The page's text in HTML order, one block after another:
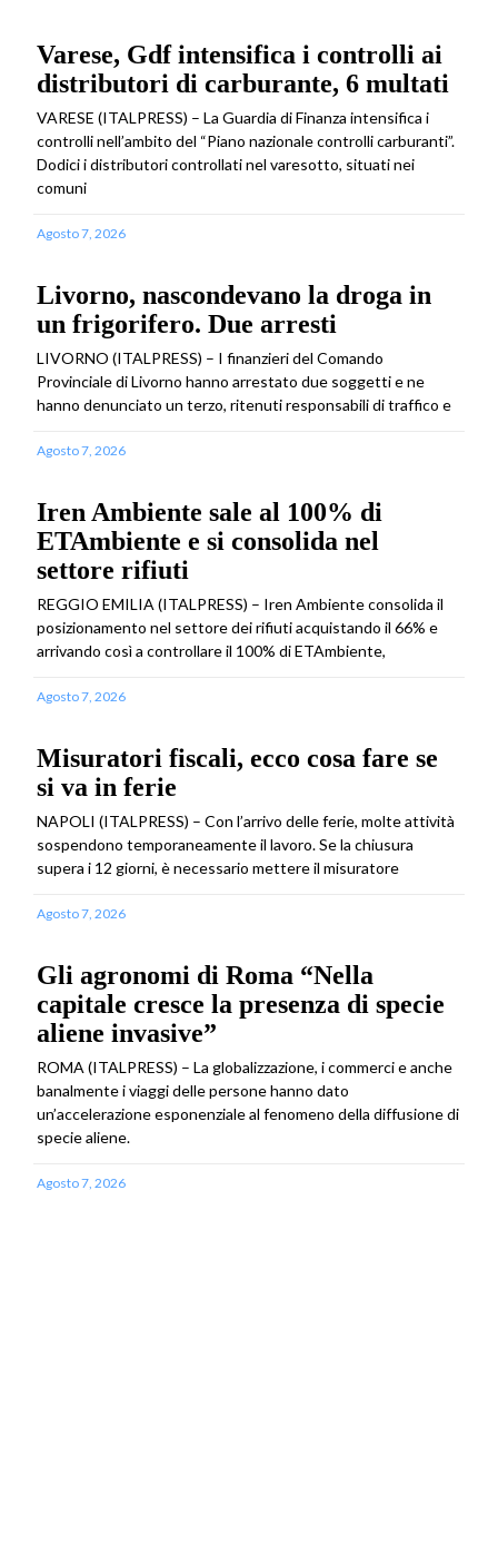
Varese, Gdf intensifica i controlli ai
distributori di carburante, 6 multati
VARESE (ITALPRESS) – La Guardia di Finanza intensifica i
controlli nell’ambito del “Piano nazionale controlli carburanti”.
Dodici i distributori controllati nel varesotto, situati nei
comuni
Agosto 7, 2026
Livorno, nascondevano la droga in
un frigorifero. Due arresti
LIVORNO (ITALPRESS) – I finanzieri del Comando
Provinciale di Livorno hanno arrestato due soggetti e ne
hanno denunciato un terzo, ritenuti responsabili di traffico e
Agosto 7, 2026
Iren Ambiente sale al 100% di
ETAmbiente e si consolida nel
settore rifiuti
REGGIO EMILIA (ITALPRESS) – Iren Ambiente consolida il
posizionamento nel settore dei rifiuti acquistando il 66% e
arrivando così a controllare il 100% di ETAmbiente,
Agosto 7, 2026
Misuratori fiscali, ecco cosa fare se
si va in ferie
NAPOLI (ITALPRESS) – Con l’arrivo delle ferie, molte attività
sospendono temporaneamente il lavoro. Se la chiusura
supera i 12 giorni, è necessario mettere il misuratore
Agosto 7, 2026
Gli agronomi di Roma “Nella
capitale cresce la presenza di specie
aliene invasive”
ROMA (ITALPRESS) – La globalizzazione, i commerci e anche
banalmente i viaggi delle persone hanno dato
un’accelerazione esponenziale al fenomeno della diffusione di
specie aliene.
Agosto 7, 2026